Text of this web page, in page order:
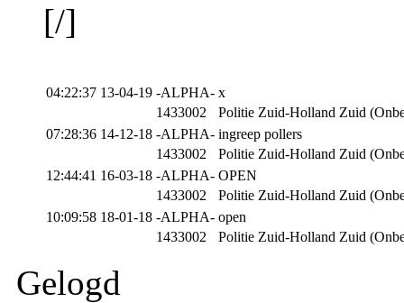
[/]
04:22:37 13-04-19 -ALPHA- x
1433002
Politie Zuid-Holland Zuid
07:28:36 14-12-18 -ALPHA- ingreep pollers
1433002
Politie Zuid-Holland Zuid
12:44:41 16-03-18 -ALPHA- OPEN
1433002
Politie Zuid-Holland Zuid
10:09:58 18-01-18 -ALPHA- open
1433002
Politie Zuid-Holland Zuid
Gelogd